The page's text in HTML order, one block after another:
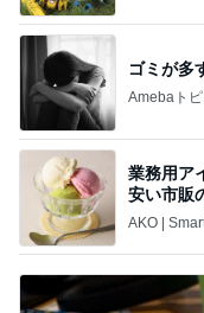
ゴミが多
Amebaト
業務用ア
安い市販
トレ
AKO |